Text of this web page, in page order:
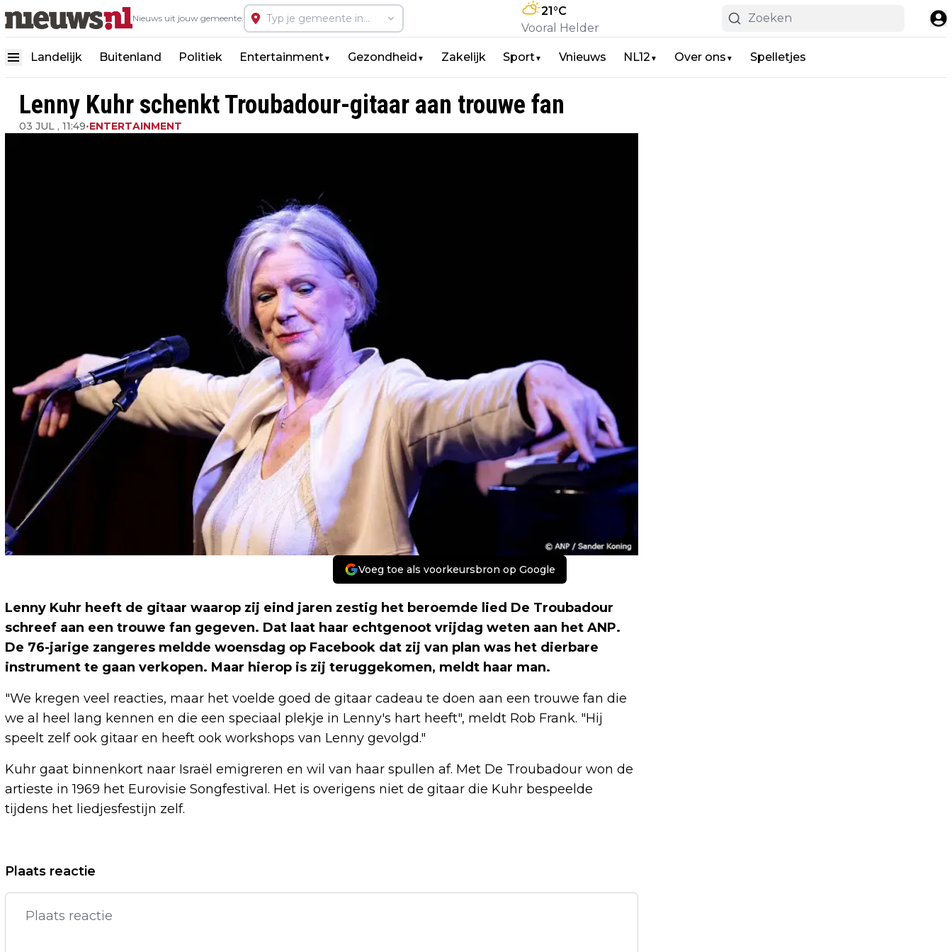
Nieuws uit jouw gemeente:
21°C
Vooral Helder
Landelijk Buitenland Politiek Entertainment▼ Gezondheid ▼ Zakelijk Sport▼ Vnieuws NL12 ▼ Over ons ▼ Spelletjes
Lenny Kuhr schenkt Troubadour-gitaar aan trouwe fan
03 JUL , 11:49•ENTERTAINMENT
Voeg toe als voorkeursbron op Google
Lenny Kuhr heeft de gitaar waarop zij eind jaren zestig het beroemde lied De Troubadour
schreef aan een trouwe fan gegeven. Dat laat haar echtgenoot vrijdag weten aan het ANP.
De 76-jarige zangeres meldde woensdag op Facebook dat zij van plan was het dierbare
instrument te gaan verkopen. Maar hierop is zij teruggekomen, meldt haar man.
"We kregen veel reacties, maar het voelde goed de gitaar cadeau te doen aan een trouwe fan die
we al heel lang kennen en die een speciaal plekje in Lenny's hart heeft", meldt Rob Frank. "Hij
speelt zelf ook gitaar en heeft ook workshops van Lenny gevolgd."
Kuhr gaat binnenkort naar Israël emigreren en wil van haar spullen af. Met De Troubadour won de
artieste in 1969 het Eurovisie Songfestival. Het is overigens niet de gitaar die Kuhr bespeelde
tijdens het liedjesfestijn zelf.
Vorig artikel
INTERPOL ZOEKT OEKRAÏENSE VROUW
(39) NA BOMAANSLAG MONACO
OUD-TOPAMBTENAAR: AVONDKLOK
Plaats reactie